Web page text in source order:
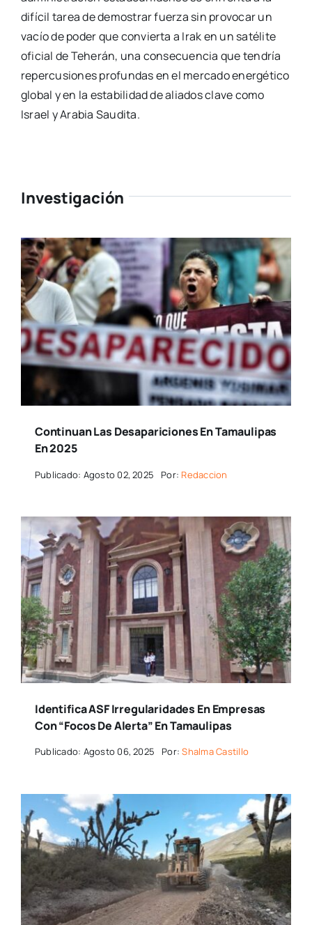
difícil tarea de demostrar fuerza sin provocar un
vacío de poder que convierta a Irak en un satélite
oficial de Teherán, una consecuencia que tendría
repercusiones profundas en el mercado energético
global y en la estabilidad de aliados clave como
Israel y Arabia Saudita.
Investigación
Continuan Las Desapariciones En Tamaulipas
En 2025
Publicado: Agosto 02, 2025 Por: Redaccion
Identifica ASF Irregularidades En Empresas
Con “focos De Alerta” En Tamaulipas
Publicado: Agosto 06, 2025 Por:Shalma Castillo